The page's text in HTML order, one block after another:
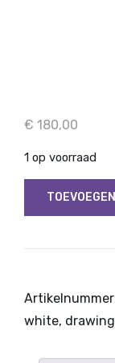
€ 180,00
1 op voorraad
Elephant
white,